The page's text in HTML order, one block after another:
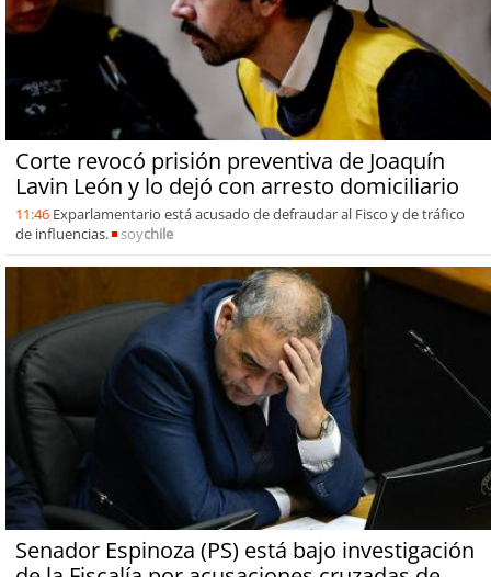
Corte revocó prisión preventiva de Joaquín
Lavin León y lo dejó con arresto domiciliario
11:46 Exparlamentario está acusado de defraudar al Fisco y de tráfico
de influencias.
soychile
Senador Espinoza (PS) está bajo investigación